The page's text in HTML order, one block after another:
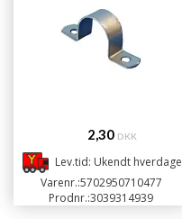
2,30 DKK
Lev.tid: Ukendt hverdage
Varenr.:5702950710477
Prodnr.:3039314939